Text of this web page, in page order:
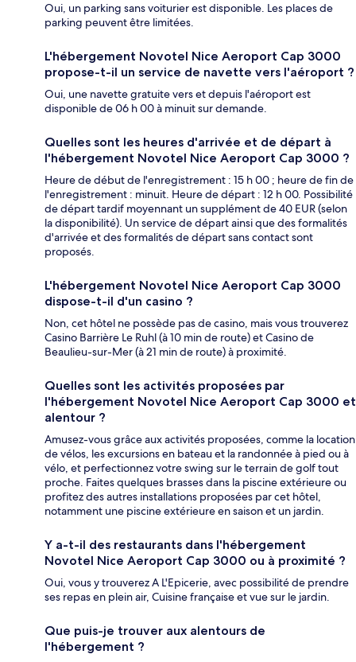
Oui, un parking sans voiturier est disponible. Les places de
parking peuvent être limitées.
L'hébergement Novotel Nice Aeroport Cap 3000
propose-t-il un service de navette vers l'aéroport ?
Oui, une navette gratuite vers et depuis l'aéroport est
disponible de 06 h 00 à minuit sur demande.
Quelles sont les heures d'arrivée et de départ à
l'hébergement Novotel Nice Aeroport Cap 3000 ?
Heure de début de l'enregistrement : 15 h 00 ; heure de fin de
l'enregistrement : minuit. Heure de départ : 12 h 00. Possibilité
de départ tardif moyennant un supplément de 40 EUR (selon
la disponibilité). Un service de départ ainsi que des formalités
d'arrivée et des formalités de départ sans contact sont
proposés.
L'hébergement Novotel Nice Aeroport Cap 3000
dispose-t-il d'un casino ?
Non, cet hôtel ne possède pas de casino, mais vous trouverez
Casino Barrière Le Ruhl (à 10 min de route) et Casino de
Beaulieu-sur-Mer (à 21 min de route) à proximité.
Quelles sont les activités proposées par
l'hébergement Novotel Nice Aeroport Cap 3000 et
alentour ?
Amusez-vous grâce aux activités proposées, comme la location
de vélos, les excursions en bateau et la randonnée à pied ou à
vélo, et perfectionnez votre swing sur le terrain de golf tout
proche. Faites quelques brasses dans la piscine extérieure ou
profitez des autres installations proposées par cet hôtel,
notamment une piscine extérieure en saison et un jardin.
Y a-t-il des restaurants dans l'hébergement
Novotel Nice Aeroport Cap 3000 ou à proximité ?
Oui, vous y trouverez A L'Epicerie, avec possibilité de prendre
ses repas en plein air, Cuisine française et vue sur le jardin.
Que puis-je trouver aux alentours de
l'hébergement ?